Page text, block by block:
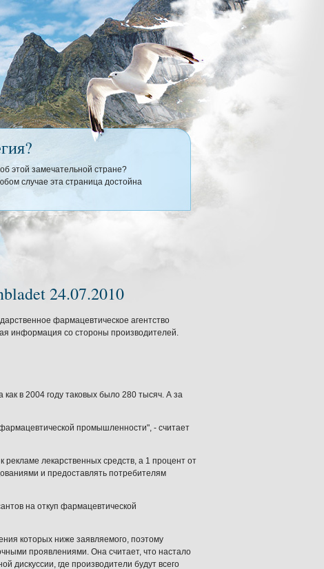
этой замечательной стране?
случае эта страница достойна
24.07.2010
фармацевтическое агентство
информация со стороны производителей.
в 2004 году таковых было 280 тысяч. А за
промышленности", - считает
лекарственных средств, а 1 процент от
и предоставлять потребителям
на откуп фармацевтической
которых ниже заявляемого, поэтому
проявлениями. Она считает, что настало
дискуссии, где производители будут всего